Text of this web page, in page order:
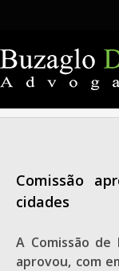
content
Comissão
cidades
A Comissão de
aprovou, com